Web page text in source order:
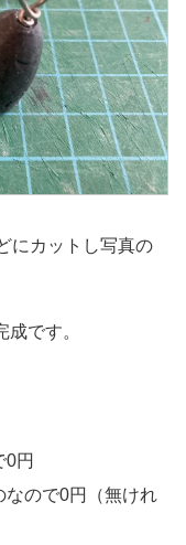
にカットし写真の
です。
0円
なので0円（無けれ